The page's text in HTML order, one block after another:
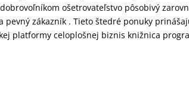
ošetrovateľstvo pôsobivý
zákazník . Tieto štedré ponuky
platformy celoplošnej biznis knižnica